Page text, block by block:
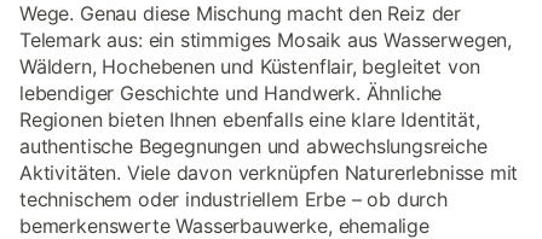
Wege. Genau diese Mischung macht den Reiz der
Telemark aus: ein stimmiges Mosaik aus Wasserwegen,
Wäldern, Hochebenen und Küstenflair, begleitet von
lebendiger Geschichte und Handwerk. Ähnliche
Regionen bieten Ihnen ebenfalls eine klare Identität,
authentische Begegnungen und abwechslungsreiche
Aktivitäten. Viele davon verknüpfen Naturerlebnisse mit
technischem oder industriellem Erbe – ob durch
bemerkenswerte Wasserbauwerke, ehemalige